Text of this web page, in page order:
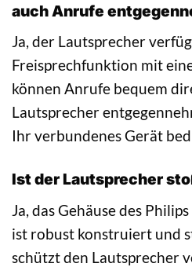
auch Anrufe
Ja, der Lautsprecher
Freisprechfunktion mit
können Anrufe bequem
Lautsprecher
Ihr verbundenes Gerät
Ist der Lautsprecher
Ja, das Gehäuse des
ist robust konstruiert und
schützt den Lautsprecher